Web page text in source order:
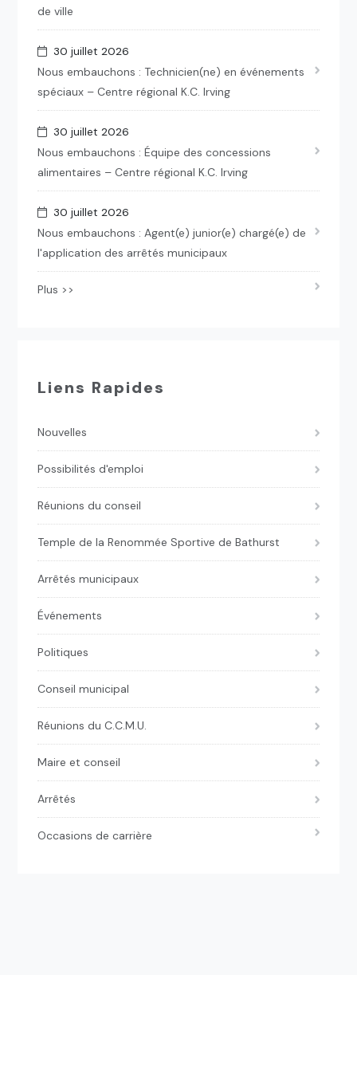
de ville
30 juillet 2026
Nous embauchons : Technicien(ne) en événements
spéciaux – Centre régional K.C. Irving
30 juillet 2026
Nous embauchons : Équipe des concessions
alimentaires – Centre régional K.C. Irving
30 juillet 2026
Nous embauchons : Agent(e) junior(e) chargé(e) de
l'application des arrêtés municipaux
Plus >>
Liens Rapides
Nouvelles
Possibilités d'emploi
Réunions du conseil
Temple de la Renommée Sportive de Bathurst
Arrêtés municipaux
Événements
Politiques
Conseil municipal
Réunions du C.C.M.U.
Maire et conseil
Arrêtés
Occasions de carrière